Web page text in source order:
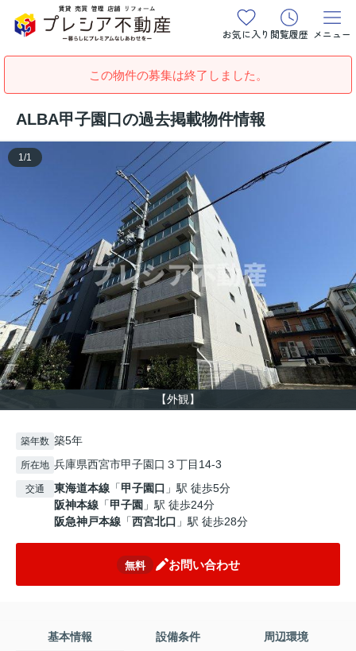
お気に入り 閲覧履歴 メニュー
この物件の募集は終了しました。
ALBA甲子園口の過去掲載物件情報
【外観】
1 /1
築年数 築5年
所在地 兵庫県西宮市甲子園口３丁目14‐3
交通 東海道本線 「甲子園口 」駅 徒歩5分
阪神本線 「甲子園 」駅 徒歩24分
阪急神戸本線 「西宮北口 」駅 徒歩28分
無料 お問い合わせ
基本情報 設備条件 周辺環境